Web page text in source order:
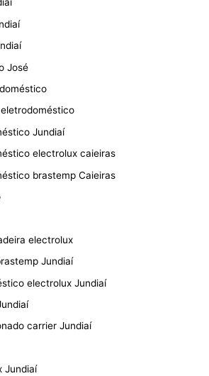
José
Jundiaí
electrolux caieiras
brastemp Caieiras
electrolux
Jundiaí
electrolux Jundiaí
carrier Jundiaí
Jundiaí